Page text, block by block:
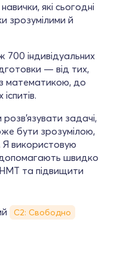
які сьогодні
зрозумілими й
700 індивідуальних
— від тих,
математикою, до
задачі,
бути зрозумілою,
Я використовую
допомагають швидко
та підвищити
С2: Свободно